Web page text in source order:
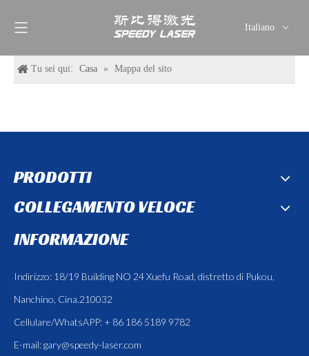
Italiano
Tu sei qui: Casa » Mappa del sito
PRODOTTI
COLLEGAMENTO VELOCE
INFORMAZIONE
Indirizzo: 18/19 Building NO 24 Xuefu Road, distretto di Pukou,
Nanchino, Cina.210032
Cellulare/WhatsAPP: + 86 186 5189 9782
E-mail:gary@speedy-laser.com